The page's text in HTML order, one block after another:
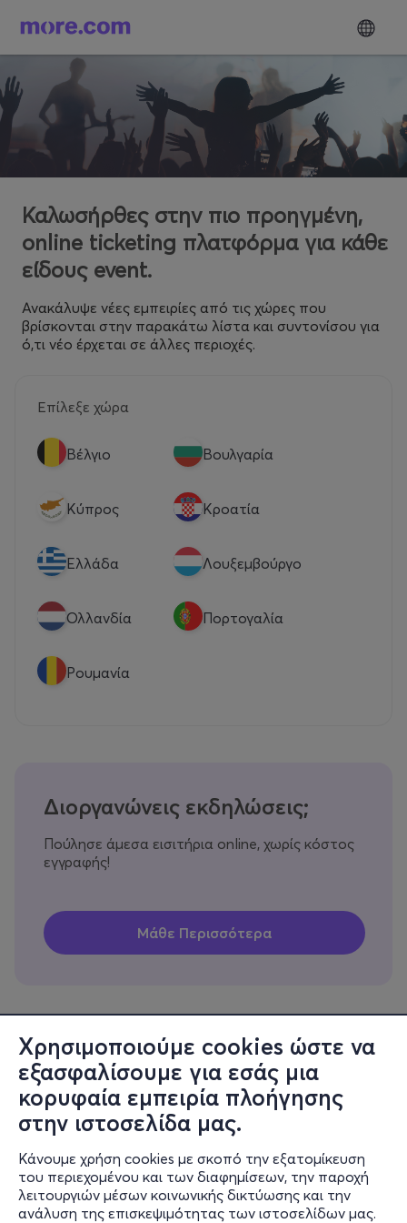
Χρησιμοποιούμε cookies ώστε να
εξασφαλίσουμε για εσάς μια
κορυφαία εμπειρία πλοήγησης
στην ιστοσελίδα μας.
Κάνουμε χρήση cookies με σκοπό την εξατομίκευση
του περιεχομένου και των διαφημίσεων, την παροχή
λειτουργιών μέσων κοινωνικής δικτύωσης και την
ανάλυση της επισκεψιμότητας των ιστοσελίδων μας.
Καλωσήρθες στην πιο προηγμένη,
online ticketing πλατφόρμα για κάθε
είδους event.
Ανακάλυψε νέες εμπειρίες από τις χώρες που
βρίσκονται στην παρακάτω λίστα και συντονίσου για
ό,τι νέο έρχεται σε άλλες περιοχές.
Επίλεξε χώρα
Βέλγιο Βουλγαρία
Κύπρος Κροατία
Eλλάδα Λουξεμβούργο
Ολλανδία Πορτογαλία
Ρουμανία
Διοργανώνεις εκδηλώσεις;
Πούλησε άμεσα εισιτήρια online, χωρίς κόστος
εγγραφής!
Πληροφορίες
Υποστήριξη
Stay Connected